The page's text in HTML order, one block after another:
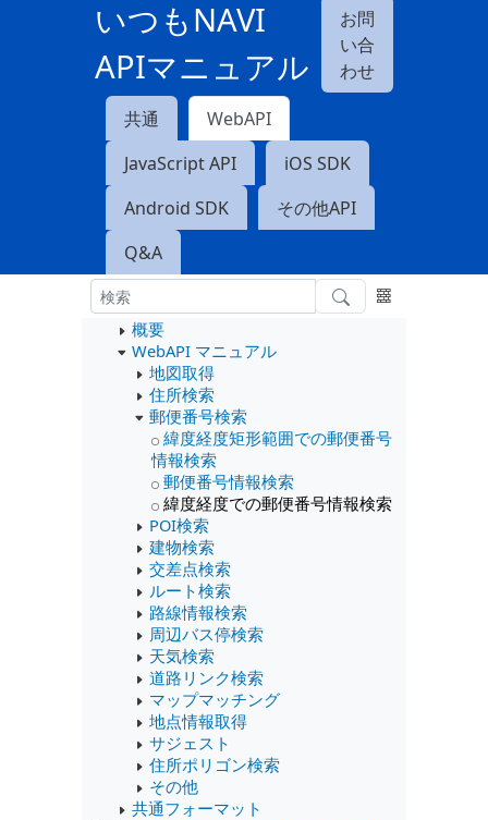
いつもNAVI
APIマニュアル
お問
い合
わせ
共通
WebAPI
JavaScript API
iOS SDK
Android SDK
その他API
Q&A
概要
WebAPI マニュアル
地図取得
住所検索
郵便番号検索
緯度経度矩形範囲での郵便番号
情報検索
郵便番号情報検索
緯度経度での郵便番号情報検索
POI検索
建物検索
交差点検索
ルート検索
路線情報検索
周辺バス停検索
天気検索
道路リンク検索
マップマッチング
地点情報取得
サジェスト
住所ポリゴン検索
その他
共通フォーマット